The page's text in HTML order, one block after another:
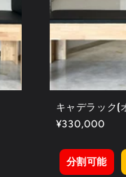
キャデラック(
通
価
格
¥330,000
分割可能